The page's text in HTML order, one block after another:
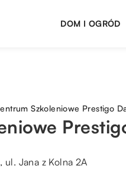
DOM I OGRÓD
Szkoleniowe Prestigo
ul. Jana z Kolna 2A